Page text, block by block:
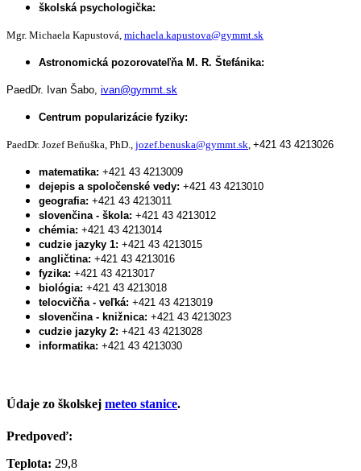
školská psychologička:
Mgr. Michaela Kapustová, michaela.kapustova@gymmt.sk
Astronomická pozorovateľňa M. R. Štefánika:
PaedDr. Ivan Šabo, ivan@gymmt.sk
Centrum popularizácie fyziky:
PaedDr. Jozef Beňuška, PhD., jozef.benuska@gymmt.sk +421 43 4213026
matematika: +421 43 4213009
dejepis a spoločenské vedy: +421 43 4213010
geografia: +421 43 4213011
slovenčina - škola: +421 43 4213012
chémia: +421 43 4213014
cudzie jazyky 1: +421 43 4213015
angličtina: +421 43 4213016
fyzika: +421 43 4213017
biológia: +421 43 4213018
telocvičňa - veľká: +421 43 4213019
slovenčina - knižnica: +421 43 4213023
cudzie jazyky 2: +421 43 4213028
informatika: +421 43 4213030
Údaje zo školskej meteo stanice.
Predpoveď:
Teplota: 29,8